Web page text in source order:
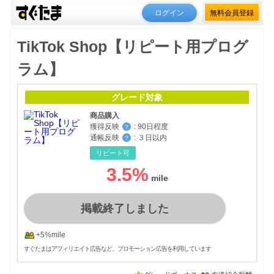
ログイン 無料会員登録
TikTok Shop【リピート用プログ
ラム】
グレード対象
商品購入
獲得反映
？ : 90日程度
通帳反映
？ : ３日以内
リピート可
3.5%
掲載終了しました
+5%mile
すぐたまはアフィリエイト広告など、プロモーション広告を利用しています